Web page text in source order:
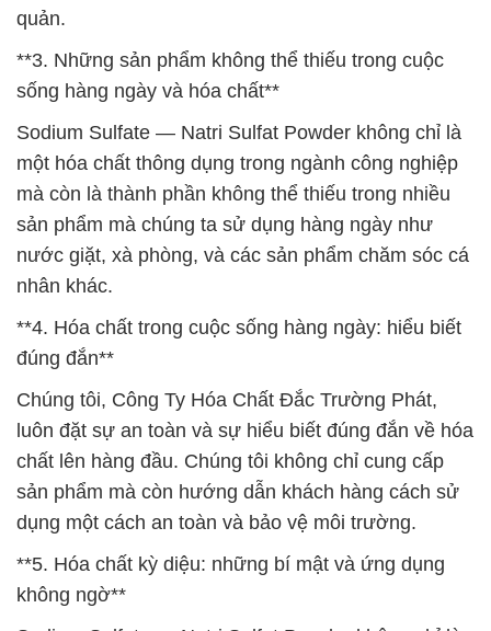
quản.
**3. Những sản phẩm không thể thiếu trong cuộc
sống hàng ngày và hóa chất**
Sodium Sulfate — Natri Sulfat Powder không chỉ là
một hóa chất thông dụng trong ngành công nghiệp
mà còn là thành phần không thể thiếu trong nhiều
sản phẩm mà chúng ta sử dụng hàng ngày như
nước giặt, xà phòng, và các sản phẩm chăm sóc cá
nhân khác.
**4. Hóa chất trong cuộc sống hàng ngày: hiểu biết
đúng đắn**
Chúng tôi, Công Ty Hóa Chất Đắc Trường Phát,
luôn đặt sự an toàn và sự hiểu biết đúng đắn về hóa
chất lên hàng đầu. Chúng tôi không chỉ cung cấp
sản phẩm mà còn hướng dẫn khách hàng cách sử
dụng một cách an toàn và bảo vệ môi trường.
**5. Hóa chất kỳ diệu: những bí mật và ứng dụng
không ngờ**